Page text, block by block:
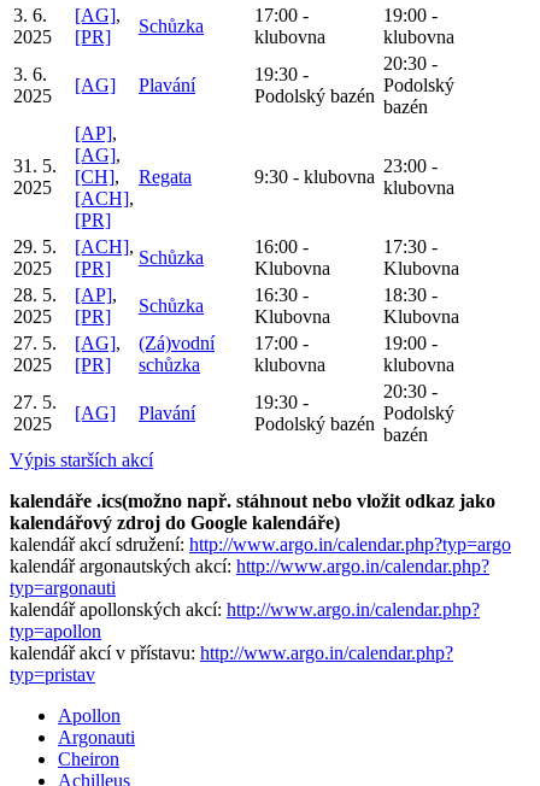
3. 6.
2025
[AG],
[PR]
Schůzka
17:00 -
klubovna
19:00 -
klubovna
3. 6.
2025
[AG] Plavání
19:30 -
Podolský bazén
20:30 -
Podolský
bazén
31. 5.
2025
[AP],
[AG],
[CH],
[ACH],
[PR]
Regata 9:30 - klubovna
23:00 -
klubovna
29. 5.
2025
[ACH],
[PR]
Schůzka
16:00 -
Klubovna
17:30 -
Klubovna
28. 5.
2025
[AP],
[PR]
Schůzka
16:30 -
Klubovna
18:30 -
Klubovna
27. 5.
2025
[AG],
[PR]
(Zá)vodní
schůzka
17:00 -
klubovna
19:00 -
klubovna
27. 5.
2025
[AG] Plavání
19:30 -
Podolský bazén
20:30 -
Podolský
bazén
Výpis starších akcí
kalendáře .ics(možno např. stáhnout nebo vložit odkaz jako
kalendářový zdroj do Google kalendáře)
kalendář akcí sdružení: http://www.argo.in/calendar.php?typ=argo
kalendář argonautských akcí: http://www.argo.in/calendar.php?
typ=argonauti
kalendář apollonských akcí: http://www.argo.in/calendar.php?
typ=apollon
kalendář akcí v přístavu: http://www.argo.in/calendar.php?
typ=pristav
Apollon
Argonauti
Cheiron
Achilleus